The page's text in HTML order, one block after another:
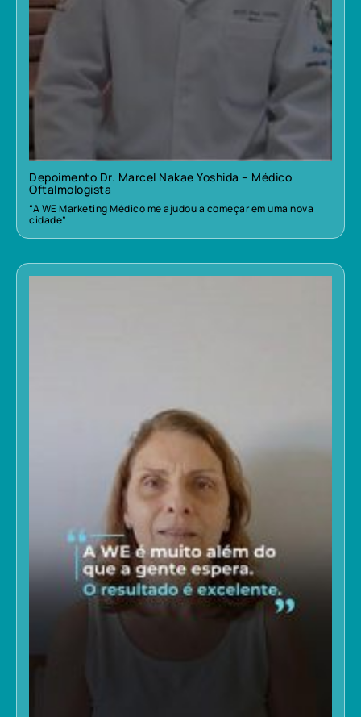
Depoimento Dr. Marcel Nakae Yoshida – Médico
Oftalmologista
“A WE Marketing Médico me ajudou a começar em uma nova
cidade”